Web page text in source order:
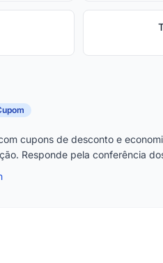
cupons de desconto e
Responde pela conferência